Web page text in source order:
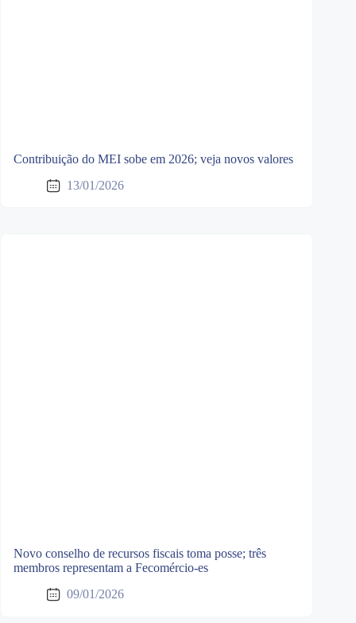
Contribuição do MEI sobe em 2026; veja novos valores
13/01/2026
Novo conselho de recursos fiscais toma posse; três
membros representam a Fecomércio-es
09/01/2026